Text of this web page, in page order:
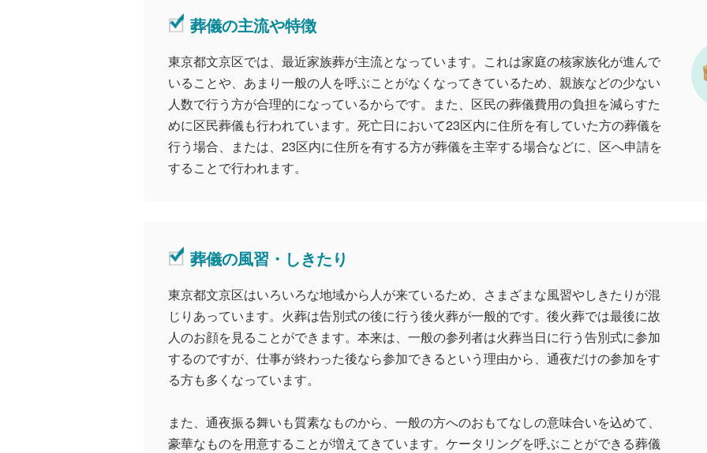
葬儀の主流や特徴
東京都文京区では、最近家族葬が主流となっています。これは家庭の核家族化が進んで
いることや、あまり一般の人を呼ぶことがなくなってきているため、親族などの少ない
人数で行う方が合理的になっているからです。また、区民の葬儀費用の負担を減らすた
めに区民葬儀も行われています。死亡日において23区内に住所を有していた方の葬儀を
行う場合、または、23区内に住所を有する方が葬儀を主宰する場合などに、区へ申請を
することで行われます。
葬儀の風習・しきたり
東京都文京区はいろいろな地域から人が来ているため、さまざまな風習やしきたりが混
じりあっています。火葬は告別式の後に行う後火葬が一般的です。後火葬では最後に故
人のお顔を見ることができます。本来は、一般の参列者は火葬当日に行う告別式に参加
するのですが、仕事が終わった後なら参加できるという理由から、通夜だけの参加をす
る方も多くなっています。
また、通夜振る舞いも質素なものから、一般の方へのおもてなしの意味合いを込めて、
豪華なものを用意することが増えてきています。ケータリングを呼ぶことができる葬儀